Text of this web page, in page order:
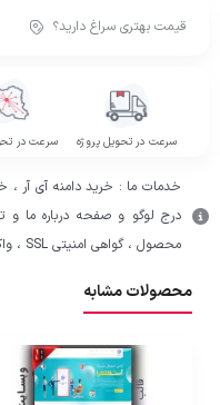
قیمت بهتری سراغ دارید؟
سرعت در تحویل پروژه سرعت در
خدمات ما : خرید دامنه آی آر ،
محصول ، گواهی امنیتی SSL ، واکنشگرا (نمایش در کامپیوتر متفاوت از موبایل)
محصولات مشابه